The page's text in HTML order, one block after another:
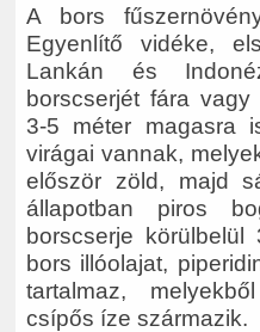
A bors
Egyenlítő vidéke,
Lankán és
borscserjét fára
3-5 méter magasra
virágai vannak,
először zöld, majd
állapotban piros
borscserje
bors illóolajat,
tartalmaz,
csípős íze származik.